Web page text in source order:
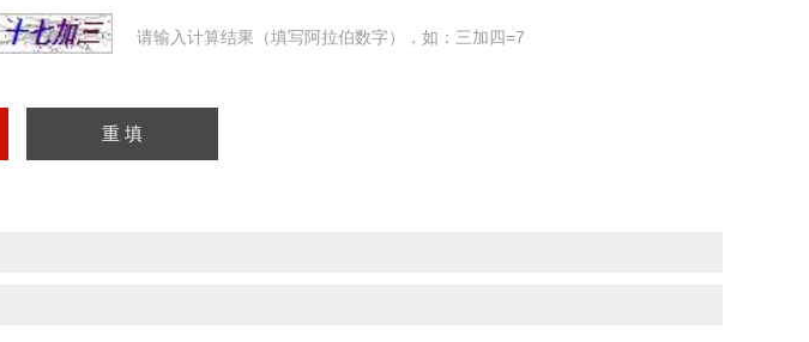
请输入计算结果（填写阿拉伯数字），如：三加四=7